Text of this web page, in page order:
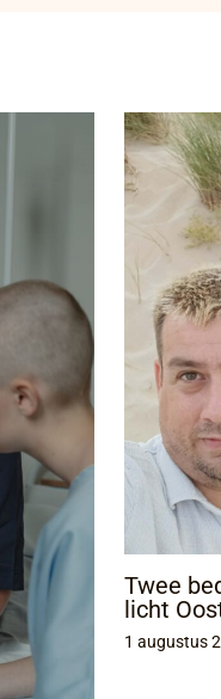
Twee
licht
1 augustus